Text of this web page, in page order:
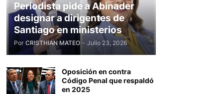
Periodista pide a Abinader
designar a dirigentes de
Santiago en ministerios
Por CRISTHIAN MATEO - Julio 23, 2026
Oposición en contra
Código Penal que respaldó
en 2025